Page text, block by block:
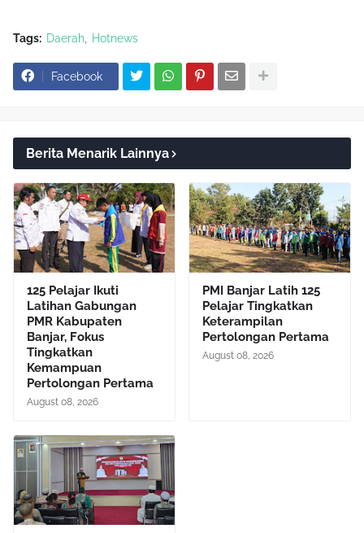
Tags: Daerah Hotnews
Facebook
Berita Menarik Lainnya
125 Pelajar Ikuti
Latihan Gabungan
PMR Kabupaten
Banjar, Fokus
Tingkatkan
Kemampuan
Pertolongan Pertama
August 08, 2026
PMI Banjar Latih 125
Pelajar Tingkatkan
Keterampilan
Pertolongan Pertama
August 08, 2026